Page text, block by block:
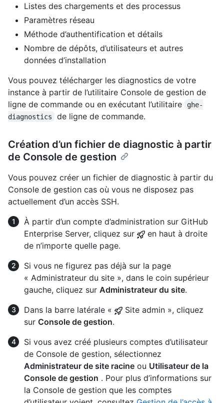
Listes des chargements et des processus
Paramètres réseau
Méthode d’authentification et détails
Nombre de dépôts, d’utilisateurs et autres
données d’installation
Vous pouvez télécharger les diagnostics de votre
instance à partir de l’utilitaire Console de gestion de
ligne de commande ou en exécutant l’utilitaire
ghe-
diagnostics
de ligne de commande.
Création d’un fichier de diagnostic à partir
de Console de gestion
Vous pouvez créer un fichier de diagnostic à partir du
Console de gestion cas où vous ne disposez pas
actuellement d’un accès SSH.
À partir d’un compte d’administration sur GitHub
Enterprise Server, cliquez sur
en haut à droite
de n’importe quelle page.
Si vous ne figurez pas déjà sur la page
« Administrateur du site », dans le coin supérieur
gauche, cliquez sur Administrateur du site.
Dans la barre latérale «
Site admin », cliquez
sur Console de gestion.
Si vous avez créé plusieurs comptes d’utilisateur
de Console de gestion, sélectionnez
Administrateur de site racine ou Utilisateur de la
Console de gestion . Pour plus d’informations sur
la Console de gestion que les comptes